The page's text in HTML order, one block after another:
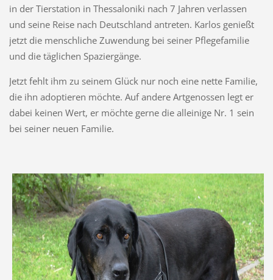
in der Tierstation in Thessaloniki nach 7 Jahren verlassen
und seine Reise nach Deutschland antreten. Karlos genießt
jetzt die menschliche Zuwendung bei seiner Pflegefamilie
und die täglichen Spaziergänge.
Jetzt fehlt ihm zu seinem Glück nur noch eine nette Familie,
die ihn adoptieren möchte. Auf andere Artgenossen legt er
dabei keinen Wert, er möchte gerne die alleinige Nr. 1 sein
bei seiner neuen Familie.